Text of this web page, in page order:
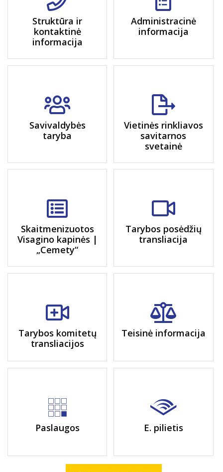
Struktūra ir
kontaktinė
informacija
Administracinė
informacija
Savivaldybės
taryba
Vietinės rinkliavos
savitarnos
svetainė
Skaitmenizuotos
Visagino kapinės |
„Cemety“
Tarybos posėdžių
transliacija
Tarybos komitetų
transliacijos
Teisinė informacija
Paslaugos E. pilietis